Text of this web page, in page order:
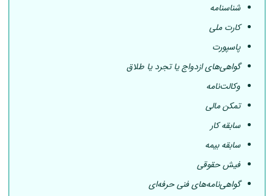
شناسنامه
کارت ملی
پاسپورت
گواهی‌های ازدواج یا تجرد یا طلاق
وکالت‌نامه
تمکن مالی
سابقه کار
سابقه بیمه
فیش حقوقی
گواهی‌نامه‌های فنی حرفه‌ای